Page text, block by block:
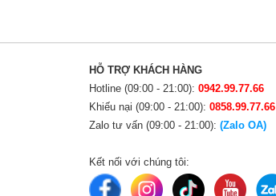
HỖ TRỢ KHÁCH HÀNG
Hotline (09:00 - 21:00): 0942.99.77.66
Khiếu nại (09:00 - 21:00): 0858.99.77.66
Zalo tư vấn (09:00 - 21:00): (Zalo OA)
Kết nối với chúng tôi: